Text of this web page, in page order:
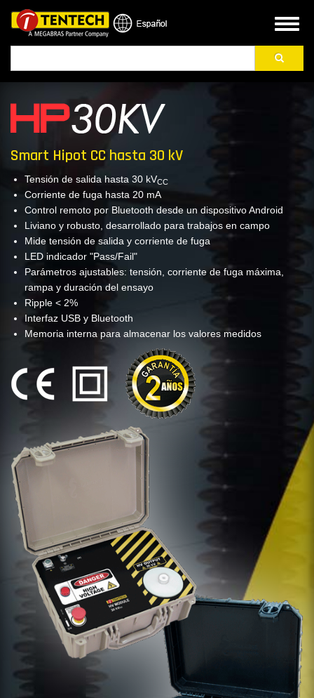
Pasar
contenido
Smart Hipot CC hasta 30 kV
Tensión de salida hasta 30 kVCC
Corriente de fuga hasta 20 mA
Control remoto por Bluetooth desde un dispositivo Android
Liviano y robusto, desarrollado para trabajos en campo
Mide tensión de salida y corriente de fuga
LED indicador "Pass/Fail"
Parámetros ajustables: tensión, corriente de fuga máxima,
rampa y duración del ensayo
Ripple < 2%
Interfaz USB y Bluetooth
Memoria interna para almacenar los valores medidos